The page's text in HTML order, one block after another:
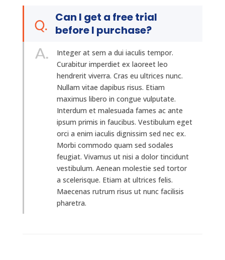
Can I get a free trial
before I purchase?
Integer at sem a dui iaculis tempor.
Curabitur imperdiet ex laoreet leo
hendrerit viverra. Cras eu ultrices nunc.
Nullam vitae dapibus risus. Etiam
maximus libero in congue vulputate.
Interdum et malesuada fames ac ante
ipsum primis in faucibus. Vestibulum eget
orci a enim iaculis dignissim sed nec ex.
Morbi commodo quam sed sodales
feugiat. Vivamus ut nisi a dolor tincidunt
vestibulum. Aenean molestie sed tortor
a scelerisque. Etiam at ultrices felis.
Maecenas rutrum risus ut nunc facilisis
pharetra.